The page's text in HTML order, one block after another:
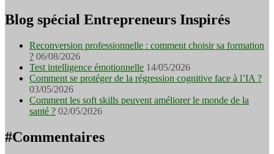
Blog spécial Entrepreneurs Inspirés
Reconversion professionnelle : comment choisir sa formation
? 06/08/2026
Test intelligence émotionnelle 14/05/2026
Comment se protéger de la régression cognitive face à l’IA ?
03/05/2026
Comment les soft skills peuvent améliorer le monde de la
santé ? 02/05/2026
#Commentaires